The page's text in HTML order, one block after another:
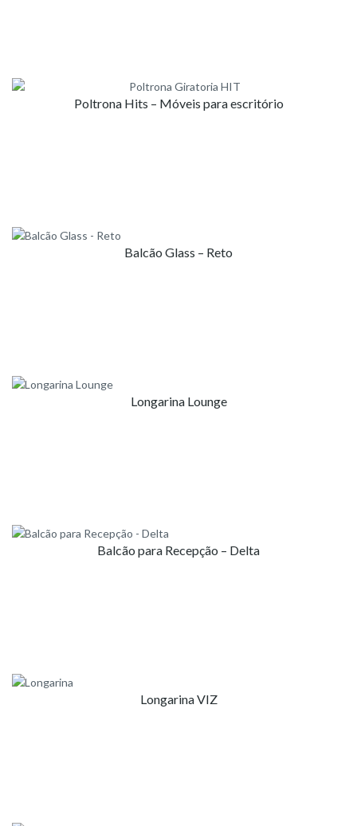
Poltrona Hits – Móveis para escritório
Balcão Glass – Reto
Longarina Lounge
Balcão para Recepção – Delta
Longarina VIZ